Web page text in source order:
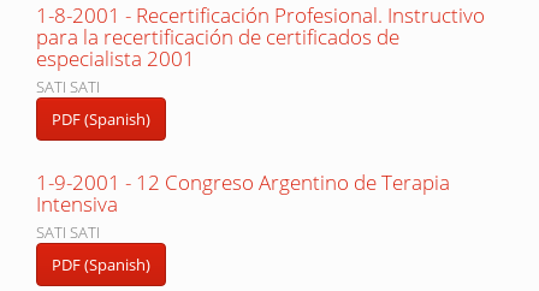
1-8-2001 - Recertificación Profesional. Instructivo
para la recertificación de certificados de
especialista 2001
SATI SATI
PDF (Spanish)
1-9-2001 - 12 Congreso Argentino de Terapia
Intensiva
SATI SATI
PDF (Spanish)